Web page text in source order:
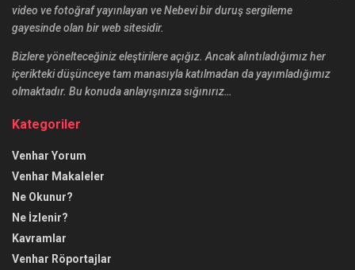
video ve fotoğraf yayınlayan ve Nebevi bir duruş sergileme
gayesinde olan bir web sitesidir.
Bizlere yönelteceğiniz eleştirilere açığız. Ancak alıntıladığımız her
içerikteki düşünceye tam manasıyla katılmadan da yayımladığımız
olmaktadır. Bu konuda anlayışınıza sığınırız…
Kategoriler
Venhar Yorum
Venhar Makaleler
Ne Okunur?
Ne İzlenir?
Kavramlar
Venhar Röportajlar